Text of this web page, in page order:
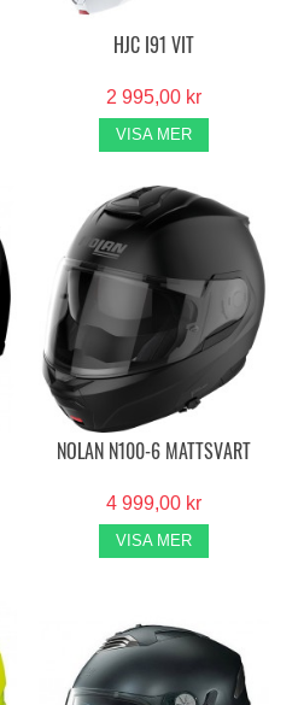
HJC I91 VIT
2 995,00 kr
VISA MER
NOLAN N100-6 MATTSVART
4 999,00 kr
VISA MER